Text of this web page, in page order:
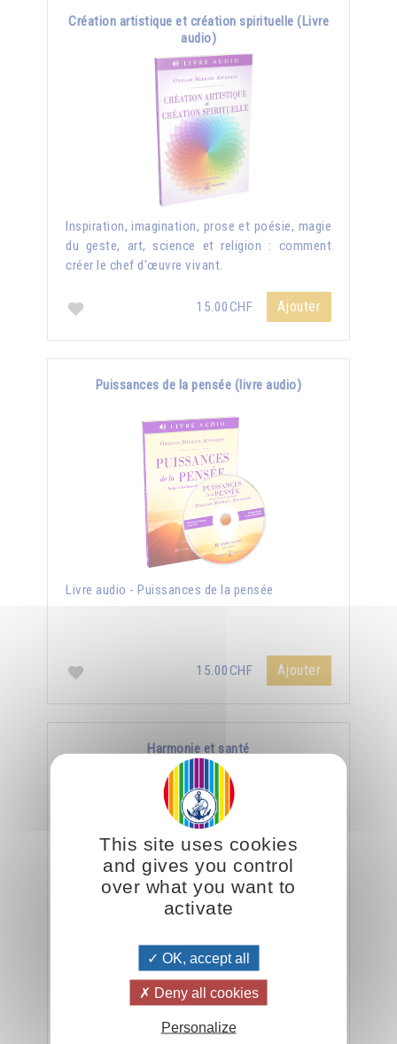
Création artistique et création spirituelle (Livre
audio)
Inspiration, imagination, prose et poésie, magie
du geste, art, science et religion : comment
créer le chef d'œuvre vivant.
15.00CHF Ajouter
Puissances de la pensée (livre audio)
Livre audio - Puissances de la pensée
15.00CHF Ajouter
Harmonie et santé
La meilleure arme contre la maladie, c’est
15.00CHF
This site uses cookies
and gives you control
over what you want to
activate
OK, accept all
Deny all cookies
Personalize